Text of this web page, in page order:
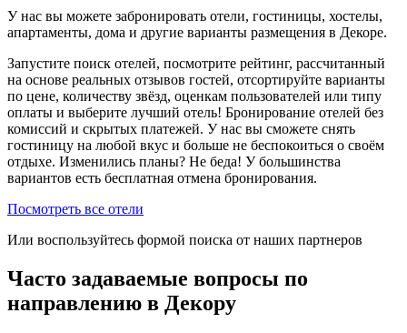
У нас вы можете забронировать отели, гостиницы, хостелы,
апартаменты, дома и другие варианты размещения в Декоре.
Запустите поиск отелей, посмотрите рейтинг, рассчитанный
на основе реальных отзывов гостей, отсортируйте варианты
по цене, количеству звёзд, оценкам пользователей или типу
оплаты и выберите лучший отель! Бронирование отелей без
комиссий и скрытых платежей. У нас вы сможете снять
гостиницу на любой вкус и больше не беспокоиться о своём
отдыхе. Изменились планы? Не беда! У большинства
вариантов есть бесплатная отмена бронирования.
Посмотреть все отели
Или воспользуйтесь формой поиска от наших партнеров
Часто задаваемые вопросы по
направлению в Декору